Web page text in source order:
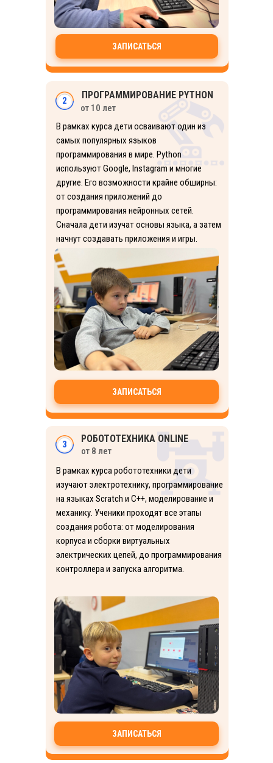
ЗАПИСАТЬСЯ
3 РОБОТОТЕХНИКА ONLINE
В рамках курса робототехники дети
изучают электротехнику, программирование
на языках Scratch и C++, моделирование и
механику. Ученики проходят все этапы
создания робота: от моделирования
корпуса и сборки виртуальных
электрических цепей, до программирования
контроллера и запуска алгоритма.
ЗАПИСАТЬСЯ
от 8 лет
2 ПРОГРАММИРОВАНИЕ PYTHON
В рамках курса дети осваивают один из
самых популярных языков
программирования в мире. Python
используют Google, Instagram и многие
другие. Его возможности крайне обширны:
от создания приложений до
программирования нейронных сетей.
Сначала дети изучат основы языка, а затем
начнут создавать приложения и игры.
ЗАПИСАТЬСЯ
от 10 лет